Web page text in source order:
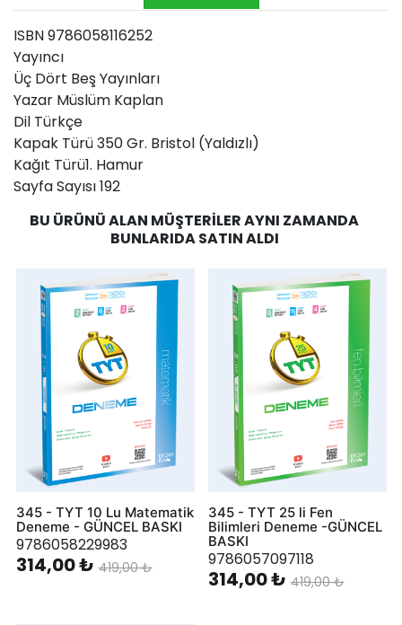
ISBN 9786058116252
Yayıncı
Üç Dört Beş Yayınları
Yazar Müslüm Kaplan
Dil Türkçe
Kapak Türü 350 Gr. Bristol (Yaldızlı)
Kağıt Türü1. Hamur
Sayfa Sayısı 192
BU ÜRÜNÜ ALAN MÜŞTERILER AYNI ZAMANDA
BUNLARIDA SATIN ALDI
345 - TYT 10 Lu Matematik
Deneme - GÜNCEL BASKI
9786058229983
314,00 ₺ 419,00 ₺
345 - TYT 25 li Fen
Bilimleri Deneme -GÜNCEL
BASKI
9786057097118
314,00 ₺ 419,00 ₺